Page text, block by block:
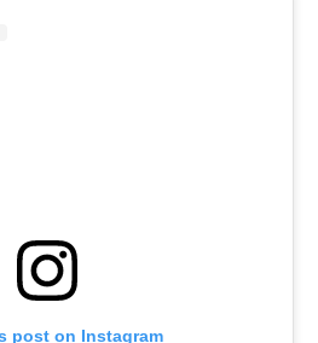
post on Instagram